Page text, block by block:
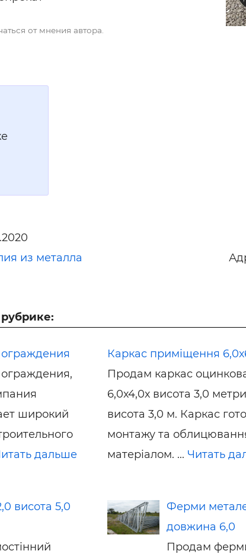
Строительные, ремонтные
от мнения автора.
из металла
широкий
дальше
Каркас приміщення
Продам каркас
6,0х4,0х висота 3,0
висота 3,0 м. Каркас
монтажу та
матеріалом. ... Читать
висота 5,0
Ферми
довжина 6,0
Продам